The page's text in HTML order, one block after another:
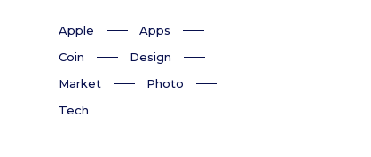
Apple
Apps
Coin
Design
Market
Photo
Tech